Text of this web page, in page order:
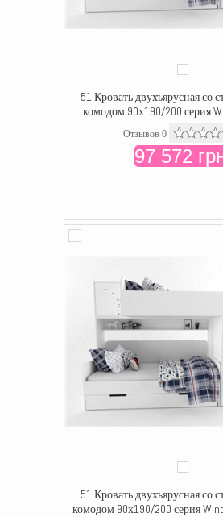
51 Кровать двухъярусная со
комодом 90х190/200 серия
Отзывов 0
97 572
51 Кровать двухъярусная со
комодом 90х190/200 серия